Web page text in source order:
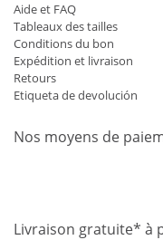
Aide et FAQ
Tableaux des tailles
Conditions du bon
Expédition et livraison
Retours
Etiqueta de devolución
Nos moyens de
Livraison gratuite* à